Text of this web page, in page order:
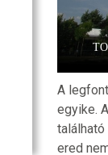
PROGRAM
A
egyike.
ered